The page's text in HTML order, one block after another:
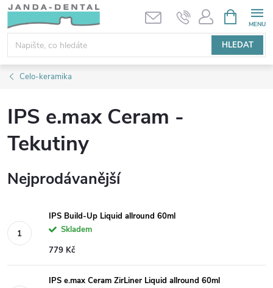
Přejít
obsah
HLEDAT
NÁKUPNÍ
KOŠÍK
Celo-keramika
IPS e.max Ceram -
Tekutiny
Nejprodávanější
IPS Build-Up Liquid allround 60ml
Skladem
779 Kč
IPS e.max Ceram ZirLiner Liquid allround 60ml